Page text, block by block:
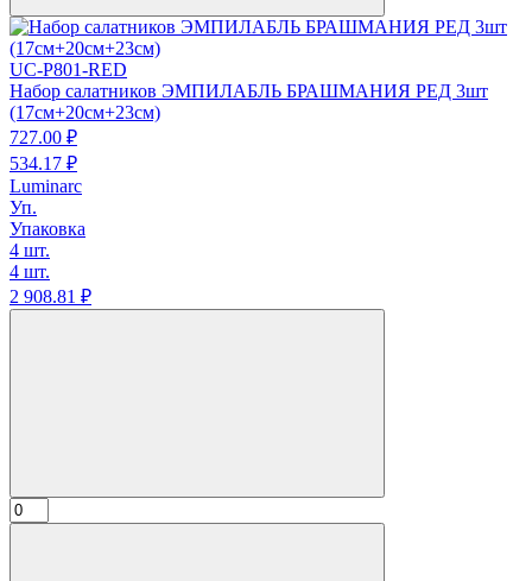
UC-P801-RED
Набор салатников ЭМПИЛАБЛЬ БРАШМАНИЯ РЕД 3шт
(17см+20см+23см)
727.00 ₽
534.17 ₽
Luminarc
Уп.
Упаковка
4 шт.
4 шт.
2 908.81 ₽